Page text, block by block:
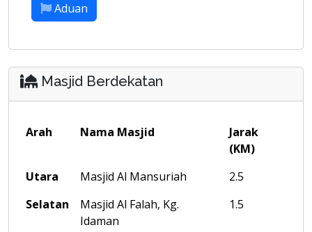
Aduan
Masjid Berdekatan
Arah Nama Masjid
Jarak
(KM)
Utara
Masjid Al Mansuriah
2.5
Selatan
Masjid Al Falah, Kg.
Idaman
1.5